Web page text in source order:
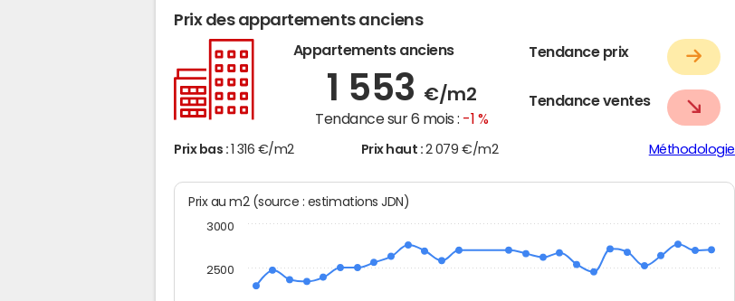
Prix des appartements anciens
Appartements anciens
1 553 €/m2
Tendance sur 6 mois : -1 %
Tendance prix
Tendance ventes
Prix bas : 1 316 €/m2 Prix haut : 2 079 €/m2 Méthodologie
Prix au m2 (source : estimations JDN)
2500
3000